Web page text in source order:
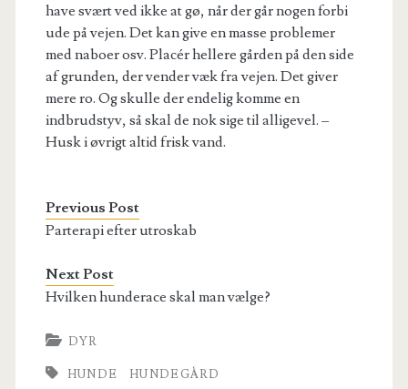
have svært ved ikke at gø, når der går nogen forbi
ude på vejen. Det kan give en masse problemer
med naboer osv. Placér hellere gården på den side
af grunden, der vender væk fra vejen. Det giver
mere ro. Og skulle der endelig komme en
indbrudstyv, så skal de nok sige til alligevel. –
Husk i øvrigt altid frisk vand.
Previous Post
Parterapi efter utroskab
Next Post
Hvilken hunderace skal man vælge?
DYR
HUNDE HUNDEGÅRD